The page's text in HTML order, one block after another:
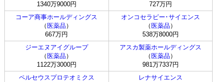
1340万9000円
727万円
コーア商事ホールディングス
（ 医薬品 ）
667万円
オンコセラピー･サイエンス
（ 医薬品 ）
538万8000円
ジーエヌアイグループ
（ 医薬品 ）
1122万3000円
アスカ製薬ホールディングス
（ 医薬品 ）
981万7337円
ペルセウスプロテオミクス
レナサイエンス